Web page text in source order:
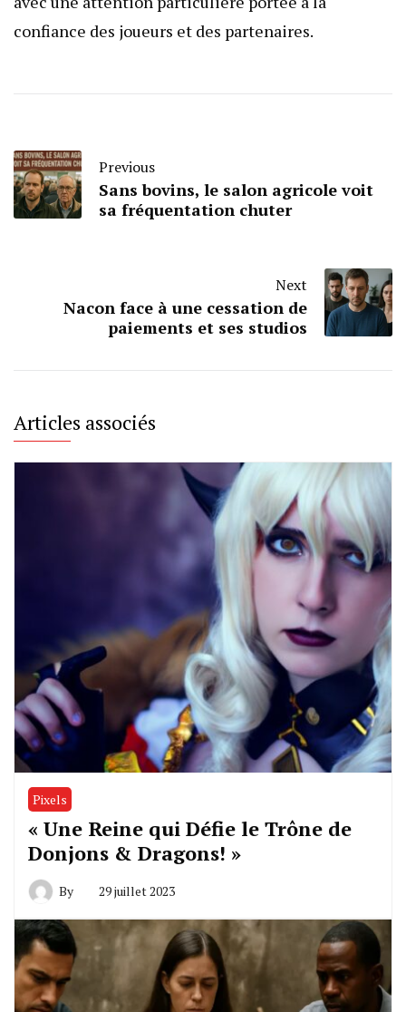
confiance des joueurs et des partenaires.
Previous
Sans bovins, le salon agricole voit
sa fréquentation chuter
Next
Nacon face à une cessation de
paiements et ses studios
Articles associés
Pixels
« Une Reine qui Défie le Trône de
Donjons & Dragons! »
By 29 juillet 2023